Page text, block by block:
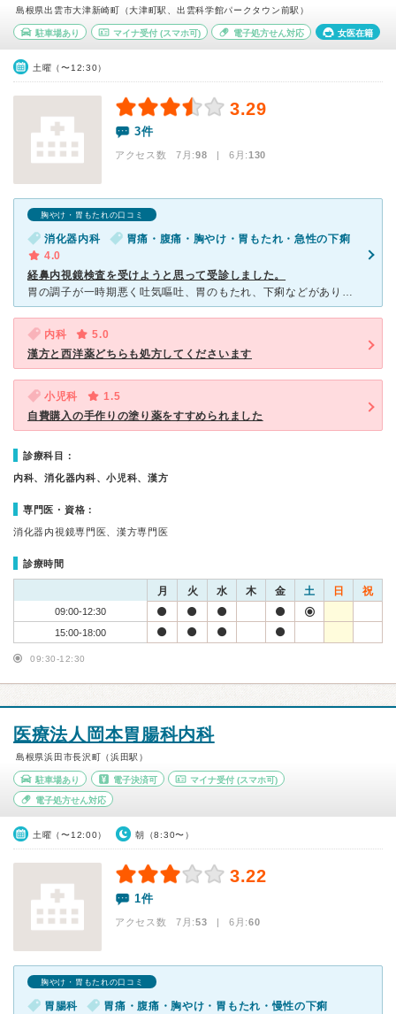
島根県出雲市大津新崎町（大津町駅、出雲科学館パークタウン前駅）
駐車場あり マイナ受付(スマホ可) 電子処方せん対応 女医在籍
土曜（〜12:30）
3.29
3件
アクセス数 7月:98 | 6月:130
胸やけ・胃もたれの口コミ
消化器内科
胃痛・腹痛・胸やけ・胃もたれ・急性の下痢
4.0
経鼻内視鏡検査を受けようと思って受診しました。
胃の調子が一時期悪く吐気嘔吐、胃のもたれ、下痢などがありました。医院のホームページを見て、消化器専門の先生が胃の経鼻内視鏡検査をしてくれるようなので、受診しました。問診腹部触診後、検査の同意書を渡され
内科
5.0
漢方と西洋薬どちらも処方してくださいます
小児科
1.5
自費購入の手作りの塗り薬をすすめられました
診療科目：
内科、消化器内科、小児科、漢方
専門医・資格：
消化器内視鏡専門医、漢方専門医
診療時間
月 火 水 木 金 土 日 祝
09:00-12:30
15:00-18:00
09:30-12:30
医療法人岡本胃腸科内科
島根県浜田市長沢町（浜田駅）
駐車場あり 電子決済可 マイナ受付 (スマホ可)
電子処方せん対応
土曜（〜12:00） 朝（8:30〜）
3.22
1件
アクセス数 7月:53 | 6月:60
胸やけ・胃もたれの口コミ
胃腸科
胃痛・腹痛・胸やけ・胃もたれ・慢性の下痢